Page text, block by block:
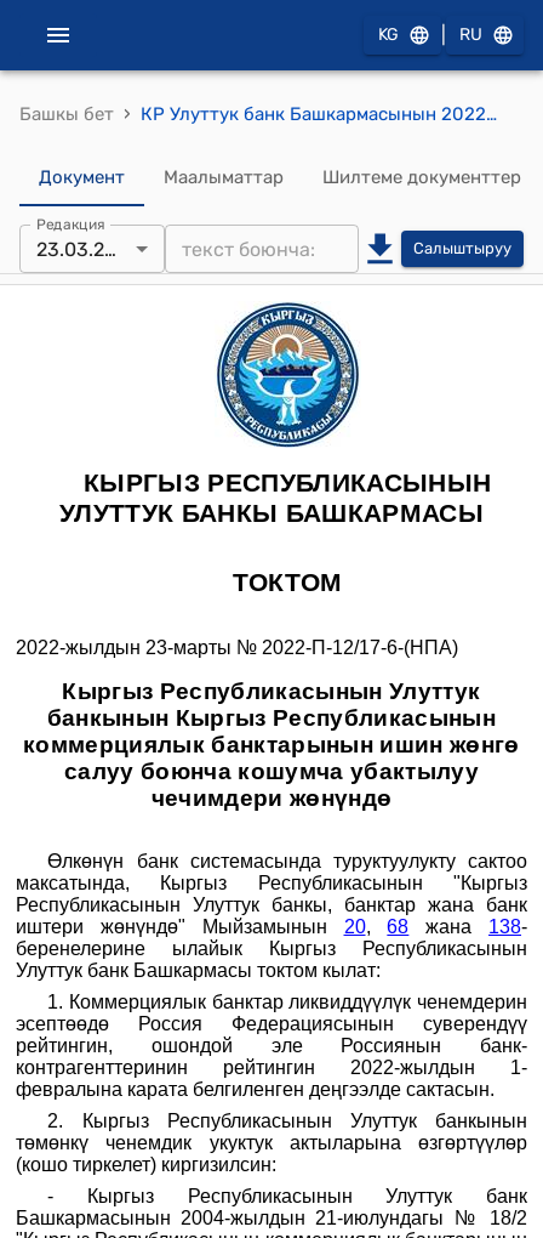
KG RU
Башкы бет › КР Улуттук банк Башкармасынын 2022-жылдын 23-марты № 2022-П-12/17-6-(НПА) "Кыргыз Республикасынын Улуттук банкынын Кыргыз Республикасынын коммерциялык банктарынын ишин жөнгө салуу боюнча кошумча убактылуу чечимдери жөнүндө" токтому
Документ Маалыматтар Шилтеме документтер
Редакция
23.03.2022 Салыштыруу